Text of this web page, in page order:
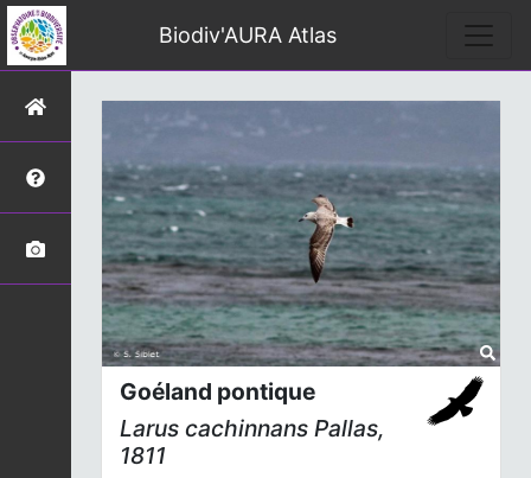
Biodiv'AURA Atlas
Goéland pontique
Larus cachinnans Pallas,
1811